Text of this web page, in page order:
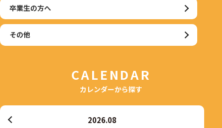
卒業生の方へ
その他
CALENDAR
カレンダーから探す
2026.08